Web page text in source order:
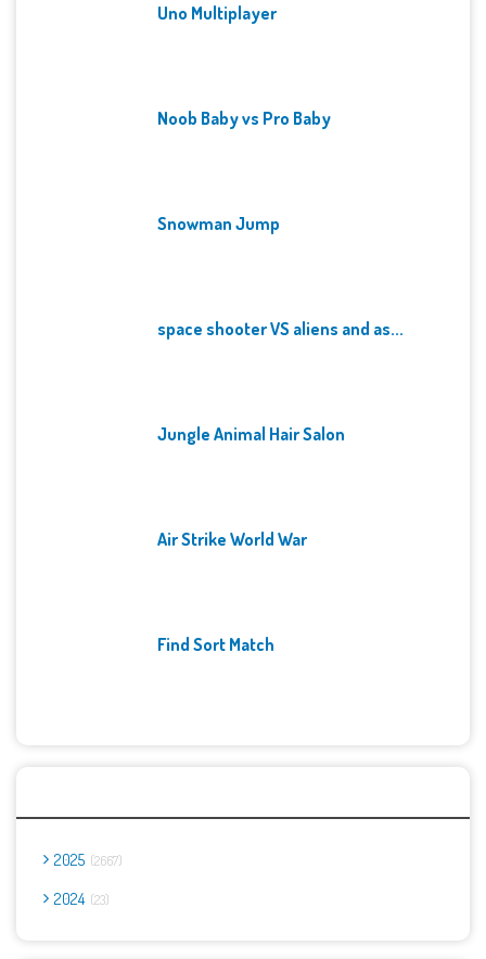
Uno Multiplayer
Noob Baby vs Pro Baby
Snowman Jump
space shooter VS aliens and as...
Jungle Animal Hair Salon
Air Strike World War
Find Sort Match
2025 2667
2024 23